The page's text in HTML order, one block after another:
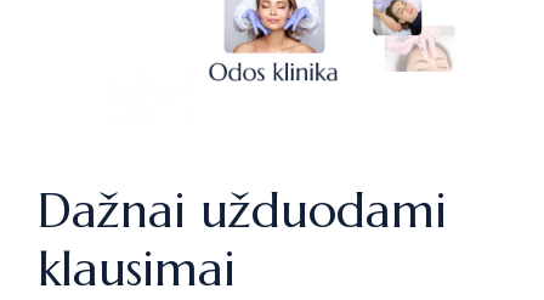
Dažnai užduodami
klausimai